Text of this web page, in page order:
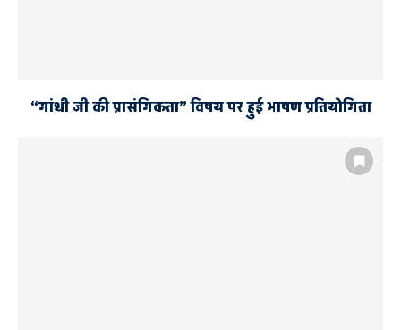
“गांधी जी की प्रासंगिकता” विषय पर हुई भाषण प्रतियोगिता